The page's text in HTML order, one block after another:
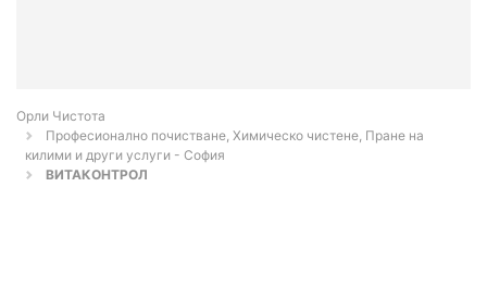
Орли Чистота
Професионално почистване, Химическо чистене, Пране на
килими и други услуги - София
ВИТАКОНТРОЛ